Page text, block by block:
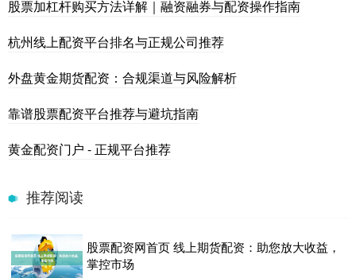
股票加杠杆购买方法详解｜融资融券与配资操作指南
杭州线上配资平台排名与正规公司推荐
外盘黄金期货配资：合规渠道与风险解析
靠谱股票配资平台推荐与避坑指南
黄金配资门户 - 正规平台推荐
推荐阅读
股票配资网首页 线上期货配资：助您放大收益，
掌控市场